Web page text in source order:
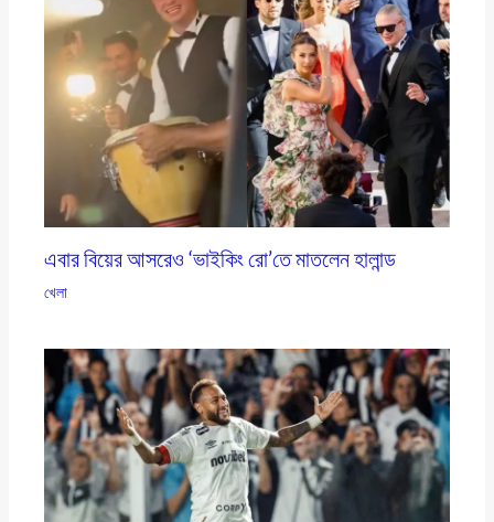
এবার বিয়ের আসরেও ‘ভাইকিং রো’তে মাতলেন হালান্ড
খেলা